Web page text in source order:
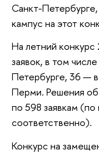
Санкт-
кампус на этот
На летний
заявок, в том
Петербурге, 36 —
Перми. Решения об
по 598 заявкам
соответственно).
Конкурс на